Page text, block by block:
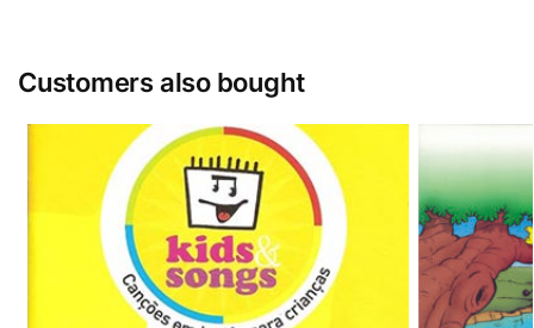
Customers also bought